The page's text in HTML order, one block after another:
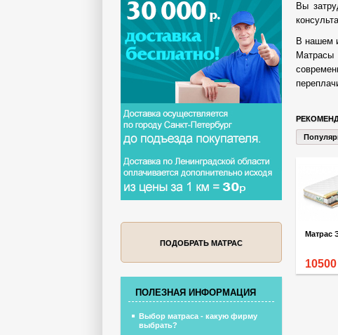
Вы
В нашем
Матрасы
10500
ПОДОБРАТЬ МАТРАС
ПОЛЕЗНАЯ ИНФОРМАЦИЯ
Выбор матраса - какую фирму
выбрать?